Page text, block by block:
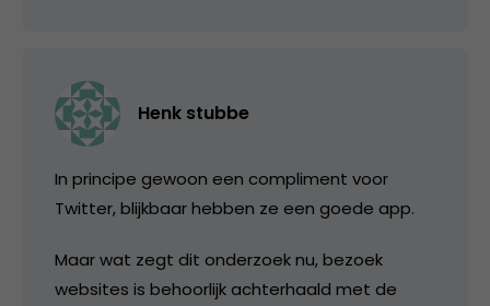
Henk stubbe
In principe gewoon een compliment voor
Twitter, blijkbaar hebben ze een goede app.
Maar wat zegt dit onderzoek nu, bezoek
websites is behoorlijk achterhaald met de